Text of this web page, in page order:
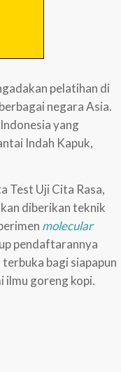
pelatihan di
negara Asia.
yang
Indah Kapuk,
Test Uji Cita Rasa,
diberikan teknik
molecular
pendaftarannya
bagi siapapun
goreng kopi.